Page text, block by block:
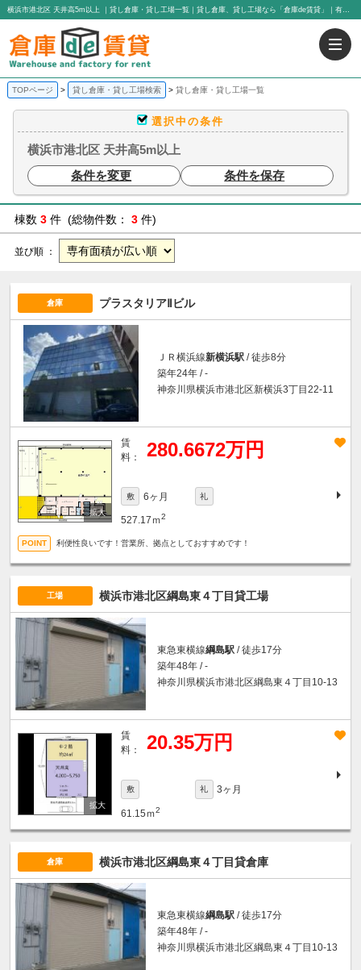
横浜市港北区 天井高5m以上 ｜貸し倉庫・貸し工場一覧｜貸し倉庫、貸し工場なら「倉庫de賃貸」｜有限会社アイエヌジー・トゥエンティーワン
TOPページ 貸し倉庫・貸し工場検索 貸し倉庫・貸し工場一覧
選択中の条件
横浜市港北区 天井高5m以上
条件を変更
条件を保存
棟数 3 件 (総物件数： 3 件)
並び順 ：
倉庫 プラスタリアⅡビル
ＪＲ横浜線新横浜駅 / 徒歩8分
築年24年 / -
神奈川県横浜市港北区新横浜3丁目22-11
賃
料：
280.6672万円
敷 6ヶ月 礼
527.17ｍ2
利便性良いです！営業所、拠点としておすすめです！
工場 横浜市港北区綱島東４丁目貸工場
東急東横線綱島駅 / 徒歩17分
築年48年 / -
神奈川県横浜市港北区綱島東４丁目10-13
賃
料：
20.35万円
敷 礼 3ヶ月
61.15ｍ2
倉庫 横浜市港北区綱島東４丁目貸倉庫
東急東横線綱島駅 / 徒歩17分
築年48年 / -
神奈川県横浜市港北区綱島東４丁目10-13